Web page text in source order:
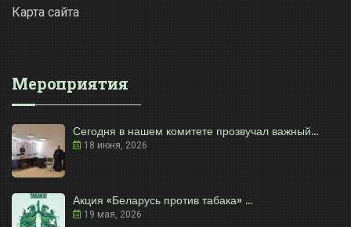
Карта сайта
Мероприятия
Сегодня в нашем комитете прозвучал важный...
18 июня, 2026
Акция «Беларусь против табака» ...
19 мая, 2026